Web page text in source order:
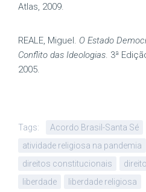
Atlas, 2009.
REALE, Miguel. O Estado
Conflito das Ideologias. 3ª
2005.
Tags: Acordo Brasil-Santa Sé
atividade religiosa na pandemia
direitos constitucionais
liberdade
liberdade religiosa